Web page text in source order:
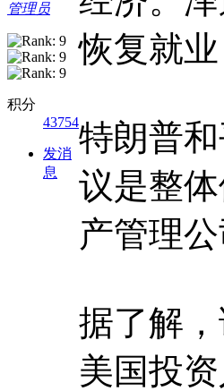
管理员
积分
43754
发消
息
恢复就
特朗普
议是整
产管理
据了解
美国投